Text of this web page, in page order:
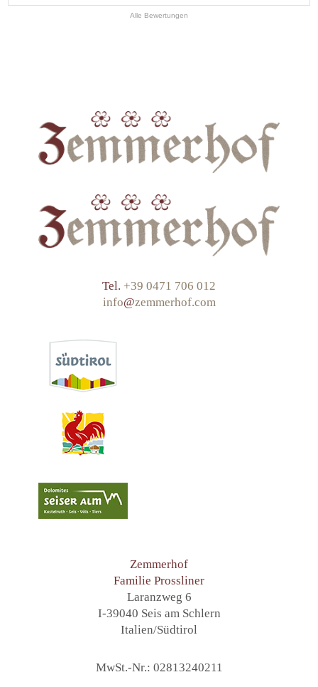
Alle Bewertungen
Tel. +39 0471 706 012
info@zemmerhof.com
Zemmerhof
Familie Prossliner
Laranzweg 6
I-39040 Seis am Schlern
Italien/Südtirol
MwSt.-Nr.: 02813240211